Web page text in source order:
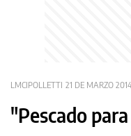
LMCIPOLLETTI 21 DE MARZO
"Pescado